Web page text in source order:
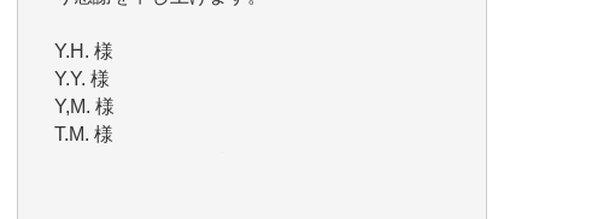
Y,M. 様
T.M. 様
マツモト ヤスアキ 様
マシオン 恵美香 様